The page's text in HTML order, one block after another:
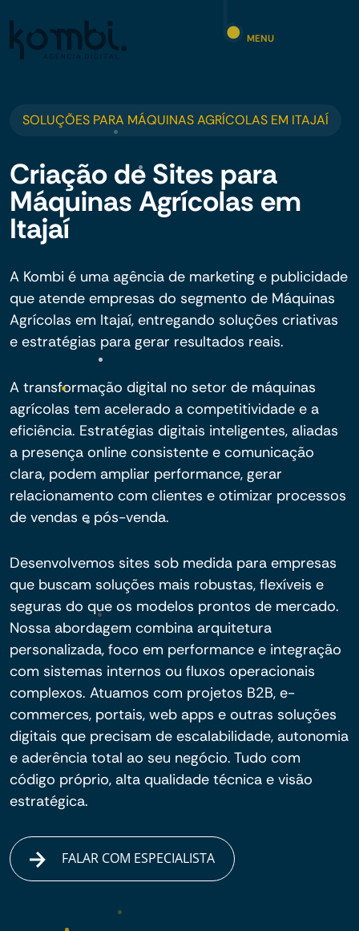
MENU
SOLUÇÕES PARA MÁQUINAS AGRÍCOLAS EM ITAJAÍ
Criação de Sites para
Máquinas Agrícolas em
Itajaí
A Kombi é uma agência de marketing e publicidade
que atende empresas do segmento de Máquinas
Agrícolas em Itajaí, entregando soluções criativas
e estratégias para gerar resultados reais.
A transformação digital no setor de máquinas
agrícolas tem acelerado a competitividade e a
eficiência. Estratégias digitais inteligentes, aliadas
a presença online consistente e comunicação
clara, podem ampliar performance, gerar
relacionamento com clientes e otimizar processos
de vendas e pós-venda.
Desenvolvemos sites sob medida para empresas
que buscam soluções mais robustas, flexíveis e
seguras do que os modelos prontos de mercado.
Nossa abordagem combina arquitetura
personalizada, foco em performance e integração
com sistemas internos ou fluxos operacionais
complexos. Atuamos com projetos B2B, e-
commerces, portais, web apps e outras soluções
digitais que precisam de escalabilidade, autonomia
e aderência total ao seu negócio. Tudo com
código próprio, alta qualidade técnica e visão
estratégica.
FALAR COM ESPECIALISTA